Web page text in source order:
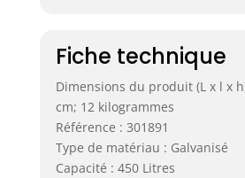
Fiche technique
Dimensions du produit (L x l x
cm; 12 kilogrammes
Référence : 301891
Type de matériau : Galvanisé
Capacité : 450 Litres